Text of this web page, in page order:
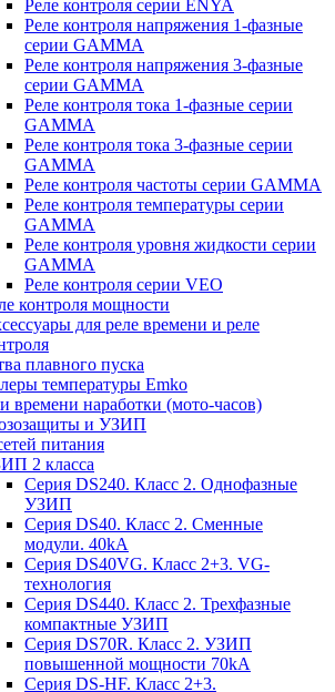
Реле контроля серии ENYA
Реле контроля напряжения 1-фазные
серии GAMMA
Реле контроля напряжения 3-фазные
серии GAMMA
Реле контроля тока 1-фазные серии
GAMMA
Реле контроля тока 3-фазные серии
GAMMA
Реле контроля частоты серии GAMMA
Реле контроля температуры серии
GAMMA
Реле контроля уровня жидкости серии
GAMMA
Реле контроля серии VEO
контроля мощности
для реле времени и реле
плавного пуска
температуры Emko
времени наработки (мото-часов)
и УЗИП
питания
2 класса
Серия DS240. Класс 2. Однофазные
УЗИП
Серия DS40. Класс 2. Сменные
модули. 40kA
Серия DS40VG. Класс 2+3. VG-
технология
Серия DS440. Класс 2. Трехфазные
компактные УЗИП
Серия DS70R. Класс 2. УЗИП
повышенной мощности 70kA
Серия DS-HF. Класс 2+3.